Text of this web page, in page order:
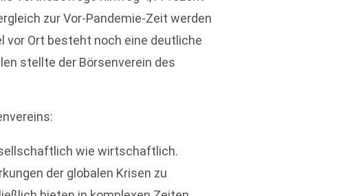
zur Vor-Pandemie-Zeit werden
vor Ort besteht noch eine deutliche
stellte der Börsenverein des
wie wirtschaftlich.
der globalen Krisen zu